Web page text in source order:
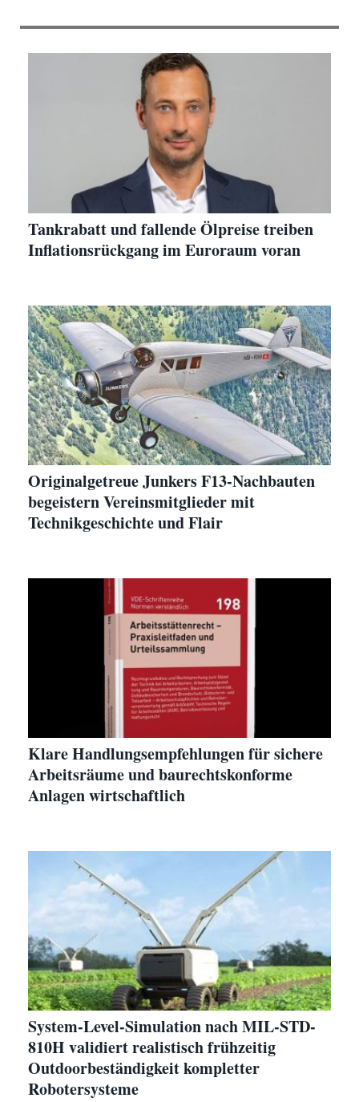
Tankrabatt und fallende Ölpreise treiben
Inflationsrückgang im Euroraum voran
Originalgetreue Junkers F13-Nachbauten
begeistern Vereinsmitglieder mit
Technikgeschichte und Flair
Klare Handlungsempfehlungen für sichere
Arbeitsräume und baurechtskonforme
Anlagen wirtschaftlich
System-Level-Simulation nach MIL-STD-
810H validiert realistisch frühzeitig
Outdoorbeständigkeit kompletter
Robotersysteme